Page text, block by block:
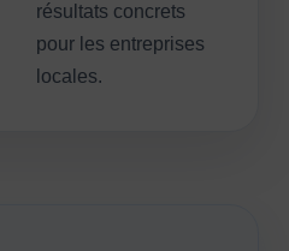
résultats concrets
pour les entreprises
locales.